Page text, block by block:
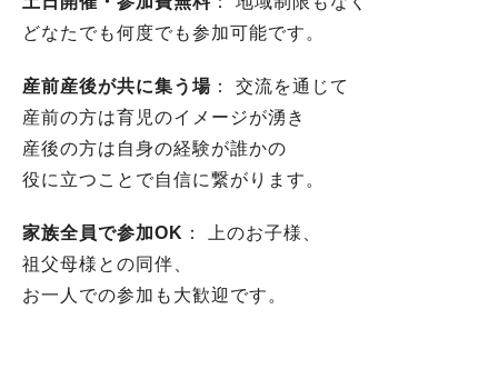
どなたでも何度でも参加可能です。
産前産後が共に集う場 ： 交流を通じて
産前の方は育児のイメージが湧き
産後の方は自身の経験が誰かの
役に立つことで自信に繋がります。
家族全員で参加OK ： 上のお子様、
祖父母様との同伴、
お一人での参加も大歓迎です。